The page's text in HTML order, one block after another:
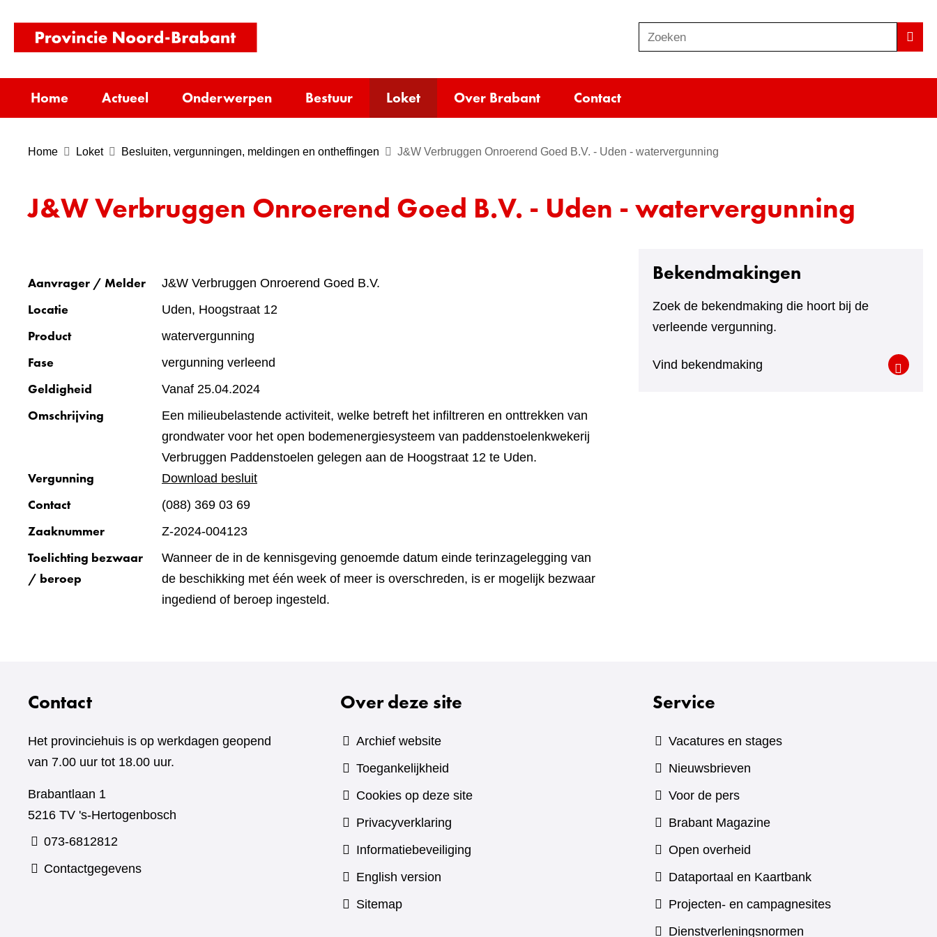
inhoud
homepage)
o
e
e
Zoeken
Home Actueel Onderwerpen Bestuur Loket Over Brabant Contact
Home Loket Besluiten, vergunningen, meldingen en ontheffingen J&W Verbruggen Onroerend Goed B.V. - Uden - watervergunning
J&W Verbruggen Onroerend Goed B.V. - Uden - watervergunning
Aanvrager / Melder J&W Verbruggen Onroerend Goed B.V.
Locatie Uden, Hoogstraat 12
Product watervergunning
Fase vergunning verleend
Geldigheid Vanaf 25.04.2024
Omschrijving
Een milieubelastende activiteit, welke betreft het infiltreren en onttrekken van
grondwater voor het open bodemenergiesysteem van paddenstoelenkwekerij
Verbruggen Paddenstoelen gelegen aan de Hoogstraat 12 te Uden.
Vergunning Download besluit
Contact (088) 369 03 69
Zaaknummer Z-2024-004123
Toelichting bezwaar
/ beroep
Wanneer de in de kennisgeving genoemde datum einde terinzagelegging van
de beschikking met één week of meer is overschreden, is er mogelijk bezwaar
ingediend of beroep ingesteld.
Bekendmakingen
Zoek de bekendmaking die hoort bij de
verleende vergunning.
Vind bekendmaking
Contact
Het provinciehuis is op werkdagen geopend
van 7.00 uur tot 18.00 uur.
Brabantlaan 1
5216 TV 's-Hertogenbosch
073-6812812
Contactgegevens
Over deze site
Archief website
Toegankelijkheid
Cookies op deze site
Privacyverklaring
Informatiebeveiliging
English version
Sitemap
Service
Vacatures en stages
Nieuwsbrieven
Voor de pers
Brabant Magazine(verwijst
andere
website)
Open overheid
Dataportaal en Kaartbank(verwijst
naar
Projecten- en campagnesites
Dienstverleningsnormen